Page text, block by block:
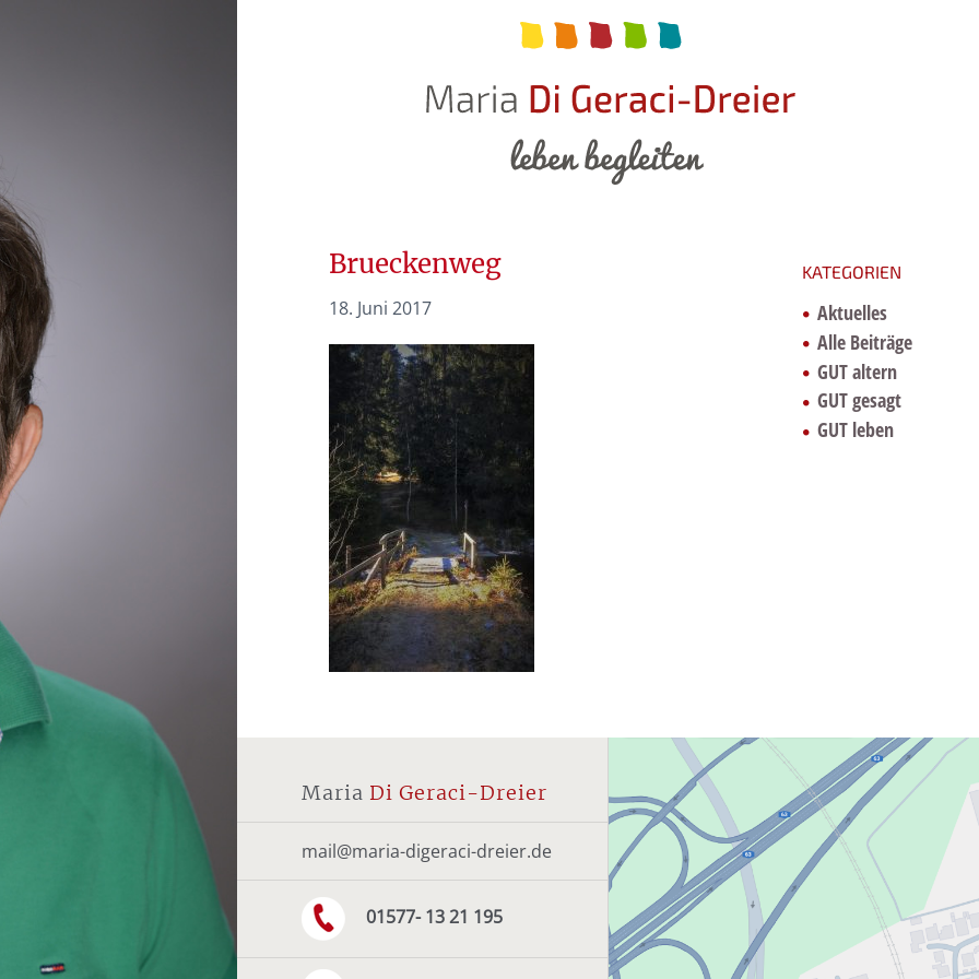
Brueckenweg
18. Juni 2017
KATEGORIEN
Aktuelles
Alle Beiträge
GUT altern
GUT gesagt
GUT leben
Maria Di Geraci-Dreier
mail@maria-digeraci-dreier.de
01577- 13 21 195